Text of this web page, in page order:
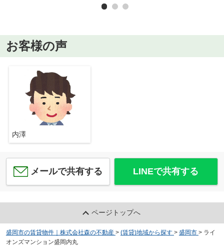
お客様の声
内澤
メールで共有する LINEで共有する
ページトップへ
盛岡市の賃貸物件｜株式会社森の不動産 > (賃貸)地域から探す > 盛岡市 > ライ
オンズマンション盛岡内丸